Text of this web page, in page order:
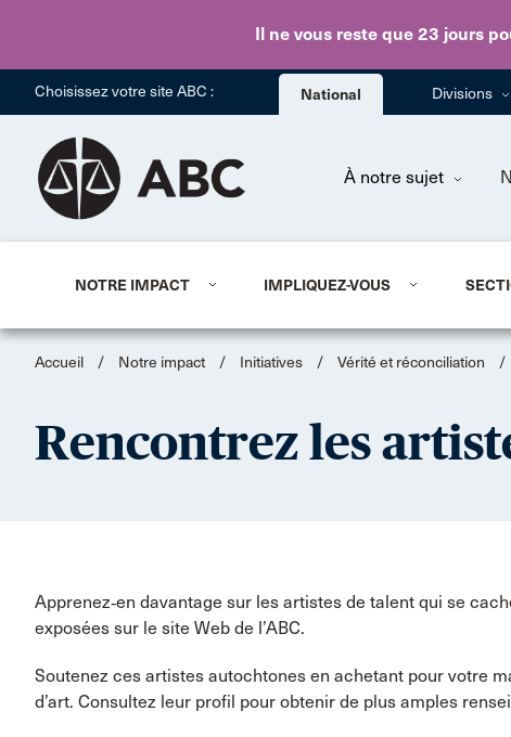
Il ne vous reste que 23 jours
Choisissez votre site ABC : National Divisions
À notre sujet
NOTRE IMPACT IMPLIQUEZ-VOUS
Accueil / Notre impact / Initiatives / Vérité et réconciliation /
Rencontrez les
Apprenez‑en davantage sur les artistes de talent qui se
exposées sur le site Web de l’ABC.
Soutenez ces artistes autochtones en achetant pour votre
d’art. Consultez leur profil pour obtenir de plus amples